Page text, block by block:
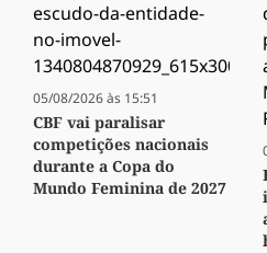
05/08/2026 às 15:51
CBF vai paralisar
competições nacionais
durante a Copa do
Mundo Feminina de 2027